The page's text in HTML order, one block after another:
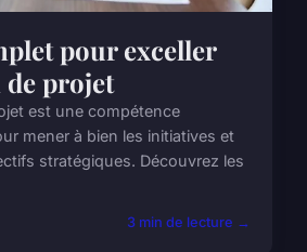
pour exceller
de projet
est une compétence
mener à bien les initiatives et
stratégiques. Découvrez les
3 min de lecture →